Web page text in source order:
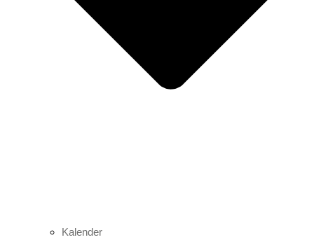
Kalender